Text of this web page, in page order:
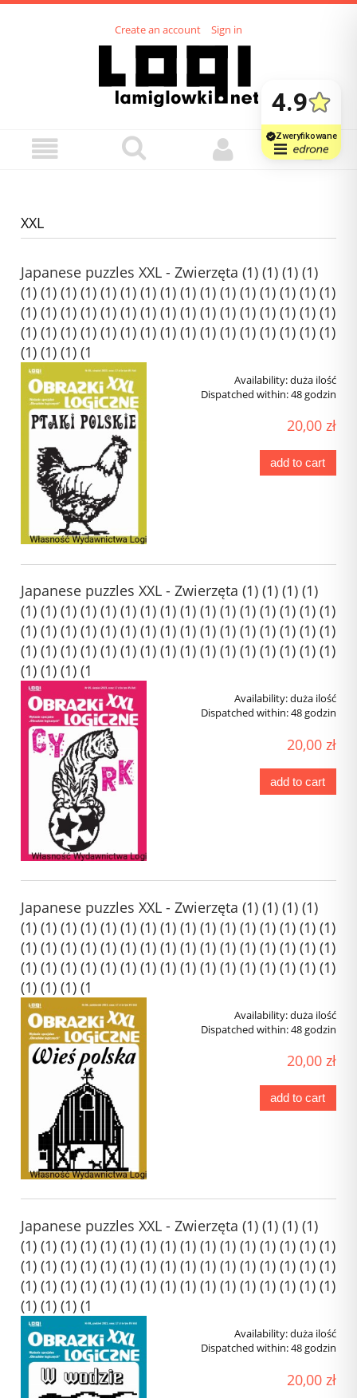
Create an account Sign in
XXL
Japanese puzzles XXL - Zwierzęta (1) (1) (1) (1)
(1) (1) (1) (1) (1) (1) (1) (1) (1) (1) (1) (1) (1) (1) (1) (1)
(1) (1) (1) (1) (1) (1) (1) (1) (1) (1) (1) (1) (1) (1) (1) (1)
(1) (1) (1) (1) (1) (1) (1) (1) (1) (1) (1) (1) (1) (1) (1) (1)
(1) (1) (1) (1
Availability:duża ilość
Dispatched within:48 godzin
20,00 zł
add to cart
Japanese puzzles XXL - Zwierzęta (1) (1) (1) (1)
(1) (1) (1) (1) (1) (1) (1) (1) (1) (1) (1) (1) (1) (1) (1) (1)
(1) (1) (1) (1) (1) (1) (1) (1) (1) (1) (1) (1) (1) (1) (1) (1)
(1) (1) (1) (1) (1) (1) (1) (1) (1) (1) (1) (1) (1) (1) (1) (1)
(1) (1) (1) (1
Availability:duża ilość
Dispatched within:48 godzin
20,00 zł
add to cart
Japanese puzzles XXL - Zwierzęta (1) (1) (1) (1)
(1) (1) (1) (1) (1) (1) (1) (1) (1) (1) (1) (1) (1) (1) (1) (1)
(1) (1) (1) (1) (1) (1) (1) (1) (1) (1) (1) (1) (1) (1) (1) (1)
(1) (1) (1) (1) (1) (1) (1) (1) (1) (1) (1) (1) (1) (1) (1) (1)
(1) (1) (1) (1
Availability:duża ilość
Dispatched within:48 godzin
20,00 zł
add to cart
Japanese puzzles XXL - Zwierzęta (1) (1) (1) (1)
(1) (1) (1) (1) (1) (1) (1) (1) (1) (1) (1) (1) (1) (1) (1) (1)
(1) (1) (1) (1) (1) (1) (1) (1) (1) (1) (1) (1) (1) (1) (1) (1)
(1) (1) (1) (1) (1) (1) (1) (1) (1) (1) (1) (1) (1) (1) (1) (1)
(1) (1) (1) (1
Availability:duża ilość
Dispatched within:48 godzin
20,00 zł